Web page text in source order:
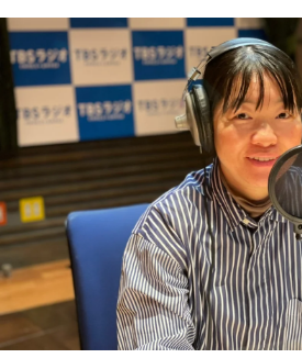
トピックス
TBS Podcast
お知らせ
イベント・グッズ
YouTube
会社情報